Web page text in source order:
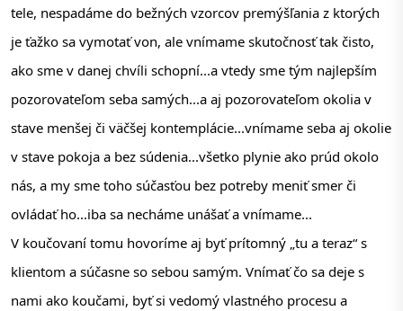
tele, nespadáme do bežných vzorcov premýšľania z ktorých
je ťažko sa vymotať von, ale vnímame skutočnosť tak čisto,
ako sme v danej chvíli schopní...a vtedy sme tým najlepším
pozorovateľom seba samých...a aj pozorovateľom okolia v
stave menšej či väčšej kontemplácie...vnímame seba aj okolie
v stave pokoja a bez súdenia...všetko plynie ako prúd okolo
nás, a my sme toho súčasťou bez potreby meniť smer či
ovládať ho...iba sa necháme unášať a vnímame...
V koučovaní tomu hovoríme aj byť prítomný „tu a teraz“ s
klientom a súčasne so sebou samým. Vnímať čo sa deje s
nami ako koučami, byť si vedomý vlastného procesu a